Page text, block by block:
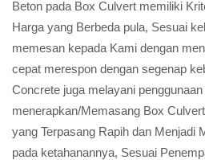
Beton pada Box Culvert memiliki
Harga yang Berbeda pula, Sesuai
memesan kepada Kami dengan
cepat merespon dengan segenap
Concrete juga melayani
menerapkan/Memasang Box
yang Terpasang Rapih dan Menjadi
pada ketahanannya, Sesuai